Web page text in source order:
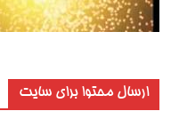
ارسال محتوا برای سایت